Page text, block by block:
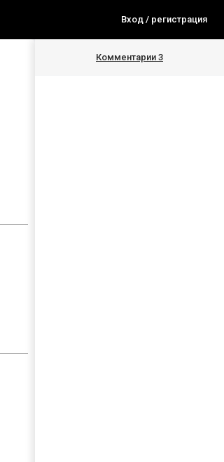
Вход / регистрация
Комментарии 3